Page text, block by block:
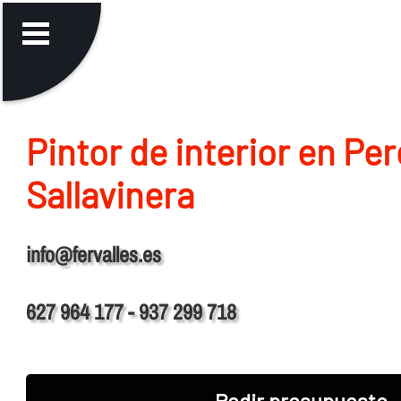
Pintor de interior en
Sallavinera
info@fervalles.es
627 964 177 - 937 299 718